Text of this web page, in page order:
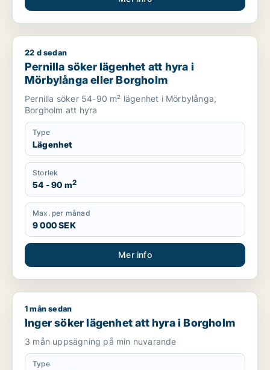
Pernilla söker lägenhet att hyra i Mörbylånga eller Borgholm
22 d sedan
Pernilla söker lägenhet att hyra i
Mörbylånga eller Borgholm
Pernilla söker 54-90 m² lägenhet i Mörbylånga,
Borgholm att hyra
Type
Lägenhet
Storlek
54 - 90 m2
Max. per månad
9 000 SEK
Mer info
Inger söker lägenhet att hyra i Borgholm
1 mån sedan
Inger söker lägenhet att hyra i Borgholm
3 mån uppsägning på min nuvarande
Type